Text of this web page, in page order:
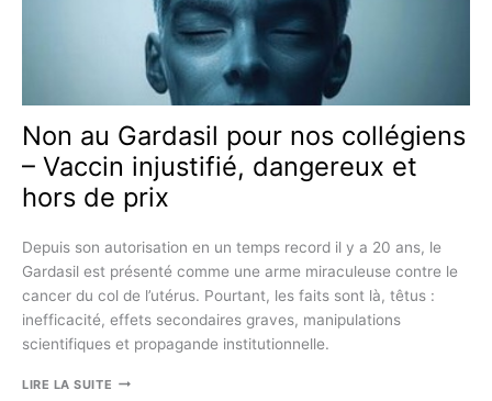
CÉRÉBRALES :
IMPLICATIONS
POUR
APRÈS
VACCINATION
ARNM
Non au Gardasil pour nos collégiens
– Vaccin injustifié, dangereux et
hors de prix
Depuis son autorisation en un temps record il y a 20 ans, le
Gardasil est présenté comme une arme miraculeuse contre le
cancer du col de l’utérus. Pourtant, les faits sont là, têtus :
inefficacité, effets secondaires graves, manipulations
scientifiques et propagande institutionnelle.
LIRE LA SUITE NON